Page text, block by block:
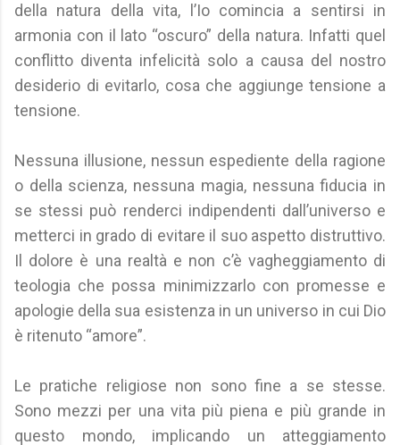
della natura della vita, l’Io comincia a sentirsi in
armonia con il lato “oscuro” della natura. Infatti quel
conflitto diventa infelicità solo a causa del nostro
desiderio di evitarlo, cosa che aggiunge tensione a
tensione.
Nessuna illusione, nessun espediente della ragione
o della scienza, nessuna magia, nessuna fiducia in
se stessi può renderci indipendenti dall’universo e
metterci in grado di evitare il suo aspetto distruttivo.
Il dolore è una realtà e non c’è vagheggiamento di
teologia che possa minimizzarlo con promesse e
apologie della sua esistenza in un universo in cui Dio
è ritenuto “amore”.
Le pratiche religiose non sono fine a se stesse.
Sono mezzi per una vita più piena e più grande in
questo mondo, implicando un atteggiamento